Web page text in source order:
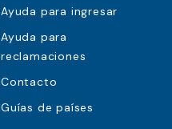
Ayuda para ingresar
Ayuda para
reclamaciones
Contacto
Guías de países